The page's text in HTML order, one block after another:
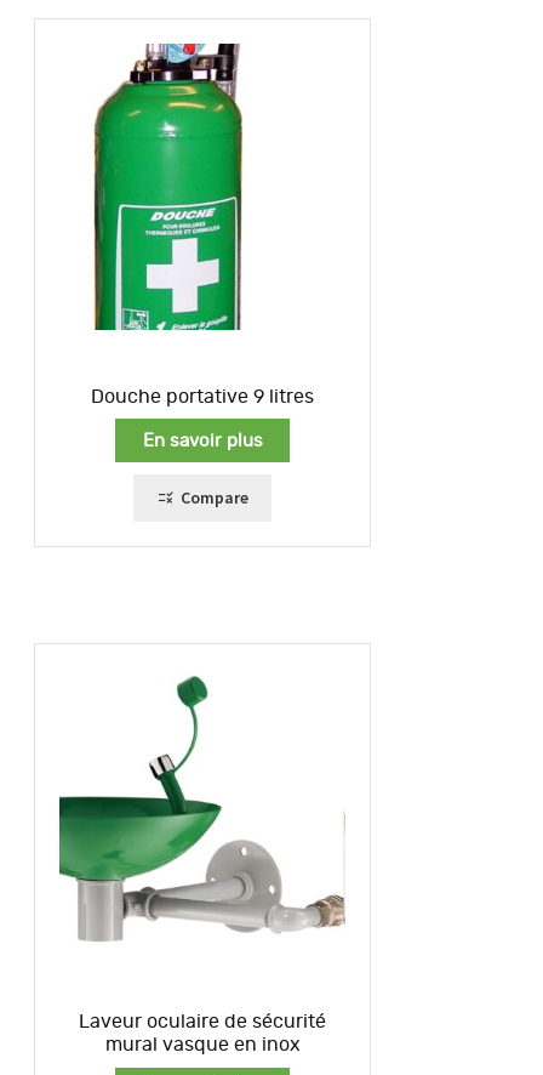
Douche portative 9 litres
En savoir plus
Compare
Laveur oculaire de sécurité
mural vasque en inox